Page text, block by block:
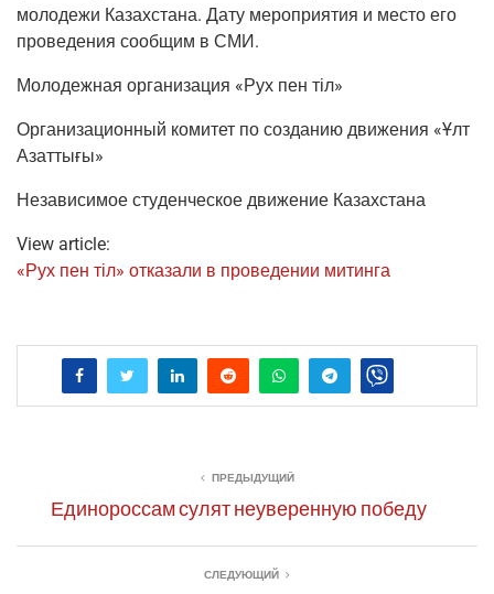
моло­де­жи Казах­ста­на. Дату меро­при­я­тия и место его
про­ве­де­ния сооб­щим в СМИ.
Моло­деж­ная орга­ни­за­ция «Рух пен тіл»
Орга­ни­за­ци­он­ный коми­тет по созда­нию дви­же­ния «Ұлт
Азаттығы»
Неза­ви­си­мое сту­ден­че­ское дви­же­ние Казахстана
View article:
«Рух пен тіл» отка­за­ли в про­ве­де­нии митинга
ПРЕДЫДУЩИЙ
Единороссам сулят неуверенную победу
СЛЕДУЮЩИЙ